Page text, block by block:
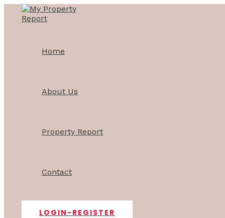
Skip
content
Home
About Us
Property Report
Contact
LOGIN-REGISTER
Post
navigation